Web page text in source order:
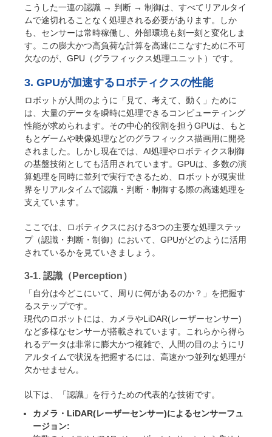
こうした一連の認識 → 判断 → 制御は、すべてリアルタイ
ムで途切れることなく処理される必要があります。しか
も、センサーは常時稼働し、外部環境も刻一刻と変化しま
す。この膨大かつ高負荷な計算を高速にこなすために不可
欠なのが、GPU（グラフィックス処理ユニット）です。
3. GPUが加速するロボティクスの性能
ロボットが人間のように「見て、考えて、動く」ために
は、大量のデータを瞬時に処理できるコンピューティング
性能が求められます。その中心的役割を担うGPUは、もと
もとゲームや映像処理などのグラフィックス描画用に開発
されました。しかし現在では、AI処理やロボティクス制御
の基盤技術としても活用されています。GPUは、多数の演
算処理を同時に並列で実行できるため、ロボットが現実世
界をリアルタイムで認識・判断・制御する際の高速処理を
支えています。
ここでは、ロボティクスにおける3つの主要な処理ステッ
プ（認識・判断・制御）において、GPUがどのように活用
されているかを見ていきましょう。
3-1. 認識（Perception）
「自分は今どこにいて、周りに何があるのか？」を把握す
るステップです。
現代のロボットには、カメラやLiDAR(レーザーセンサー)
など多様なセンサーが搭載されています。これらから得ら
れるデータは非常に膨大かつ複雑で、人間の目のようにリ
アルタイムで状況を把握するには、高速かつ並列な処理が
欠かせません。
以下は、「認識」を行うための代表的な技術です。
カメラ・LiDAR(レーザーセンサー)によるセンサーフュ
ージョン: